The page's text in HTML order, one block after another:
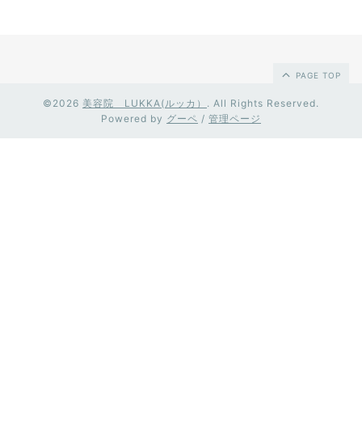
PAGE TOP
©2026 美容院 LUKKA(ルッカ） . All Rights Reserved.
Powered by グーペ / 管理ページ